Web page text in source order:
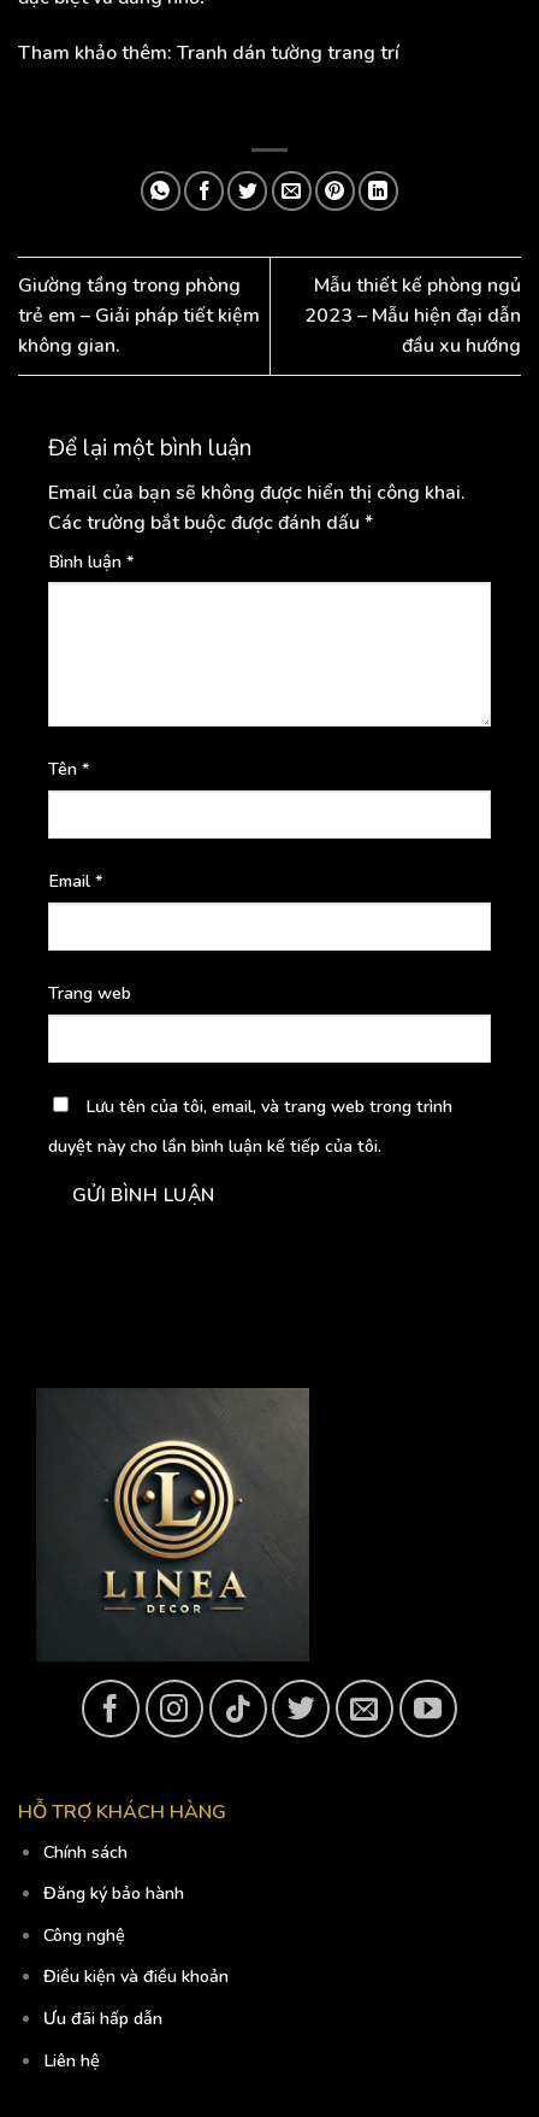
Tham khảo thêm: Tranh dán tường trang trí
Giường tầng trong phòng
trẻ em – Giải pháp tiết kiệm
không gian.
Mẫu thiết kế phòng ngủ
2023 – Mẫu hiện đại dẫn
đầu xu hướng
Để lại một bình luận
Email của bạn sẽ không được hiển thị công khai.
Các trường bắt buộc được đánh dấu *
Bình luận *
Tên *
Email *
Trang web
Lưu tên của tôi, email, và trang web trong trình
duyệt này cho lần bình luận kế tiếp của tôi.
HỖ TRỢ KHÁCH HÀNG
Chính sách
Đăng ký bảo hành
Công nghệ
Điều kiện và điều khoản
Ưu đãi hấp dẫn
Liên hệ